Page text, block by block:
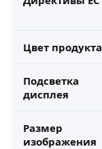
Цвет продукта
Подсветка
дисплея
Размер
изображения